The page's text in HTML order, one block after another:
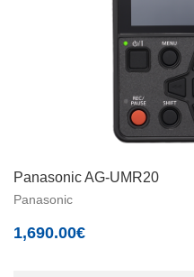
Panasonic AG-UMR20
Panasonic
1,690.00€